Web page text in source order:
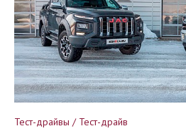
Тест-драйвы / Тест-драйв